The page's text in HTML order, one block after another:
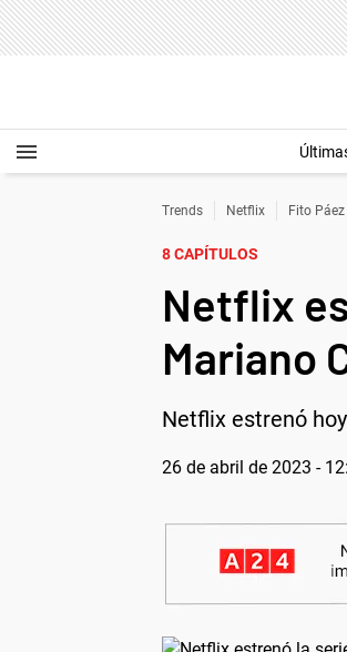
Trends Netflix Fito Páez
8 CAPÍTULOS
Netflix
Mariano
Netflix estrenó
26 de abril de 2023 -